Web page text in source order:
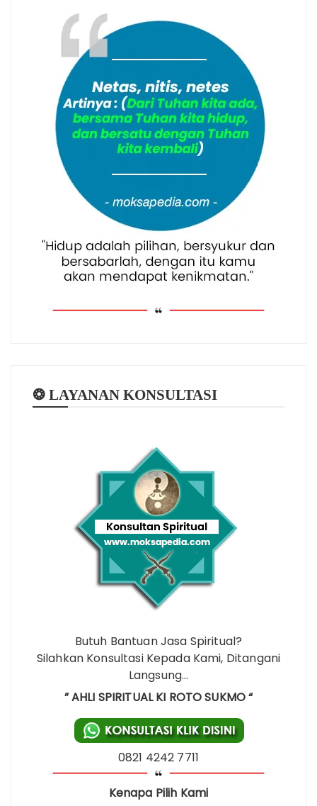
❂ LAYANAN KONSULTASI
Butuh Bantuan Jasa Spiritual?
Silahkan Konsultasi Kepada Kami, Ditangani
Langsung…
” AHLI SPIRITUAL KI ROTO SUKMO “
0821 4242 7711
Kenapa Pilih Kami